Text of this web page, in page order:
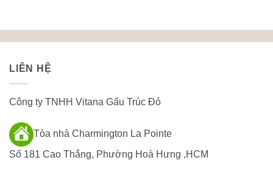
LIÊN HỆ
Công ty TNHH Vitana Gấu Trúc Đỏ
Tòa nhà Charmington La Pointe
Số 181 Cao Thắng, Phường Hoà Hưng ,HCM